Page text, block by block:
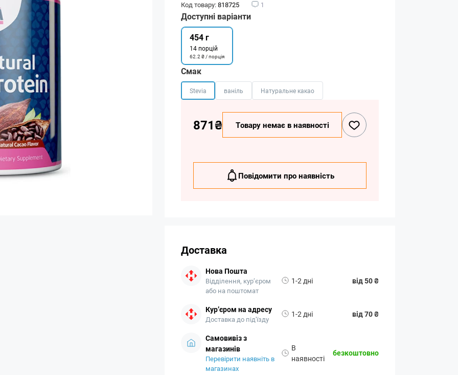
Код товару:818725 1
Доступні варіанти
454 г
14 порцій
62.2 ₴ / порція
Смак
Stevia ванiль Натуральне какао
871₴ Товару немає в наявності
Повідомити про наявність
Доставка
Нова Пошта
Відділення, кур’єром
або на поштомат
1-2 дні від 50 ₴
Кур’єром на адресу
Доставка до під'їзду
1-2 дні від 70 ₴
Самовивіз з
магазинів
Перевірити наявніть в
магазинах
В
наявності
безкоштовно